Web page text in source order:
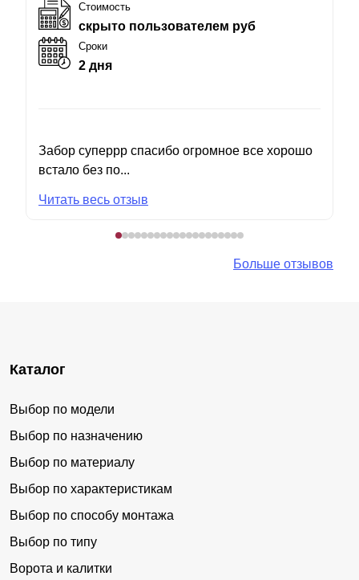
Стоимость
скрыто пользователем руб
Сроки
2 дня
Забор суперрр спасибо огромное все хорошо
встало без по...
Читать весь отзыв
Больше отзывов
Каталог
Выбор по модели
Выбор по назначению
Выбор по материалу
Выбор по характеристикам
Выбор по способу монтажа
Выбор по типу
Ворота и калитки